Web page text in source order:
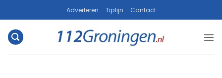
naar
inhoud
Adverteren Tiplijn Contact